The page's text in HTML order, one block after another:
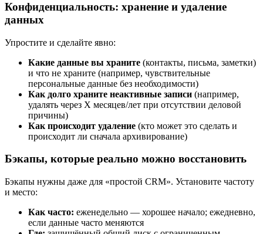
Конфиденциальность: хранение и удаление
данных
Упростите и сделайте явно:
Какие данные вы храните (контакты, письма, заметки)
и что не храните (например, чувствительные
персональные данные без необходимости)
Как долго храните неактивные записи (например,
удалять через X месяцев/лет при отсутствии деловой
причины)
Как происходит удаление (кто может это сделать и
происходит ли сначала архивирование)
Бэкапы, которые реально можно восстановить
Бэкапы нужны даже для «простой CRM». Установите частоту
и место:
Как часто: еженедельно — хорошее начало; ежедневно,
если данные часто меняются